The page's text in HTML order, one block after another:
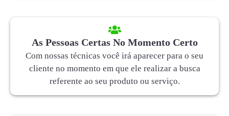
As Pessoas Certas No Momento Certo
Com nossas técnicas você irá aparecer para o seu
cliente no momento em que ele realizar a busca
referente ao seu produto ou serviço.